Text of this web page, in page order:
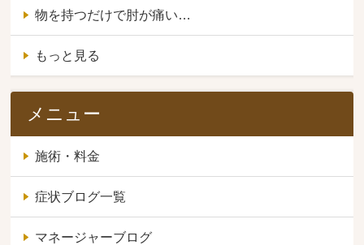
物を持つだけで肘が痛い…
もっと見る
メニュー
施術・料金
症状ブログ一覧
マネージャーブログ